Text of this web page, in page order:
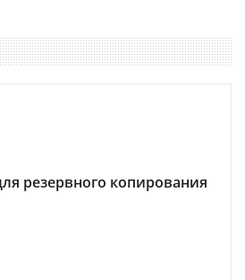
резервного копирования